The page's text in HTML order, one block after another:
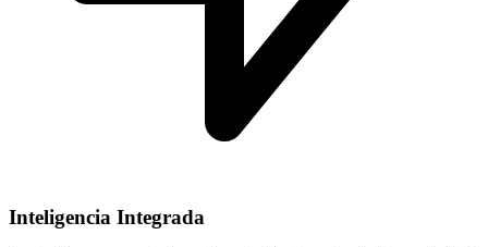
Inteligencia Integrada